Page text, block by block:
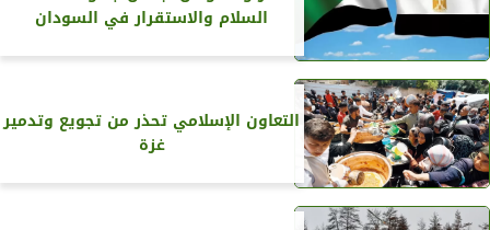
السلام والاستقرار في السودان
التعاون الإسلامي تحذر من تجويع وتدمير
غزة